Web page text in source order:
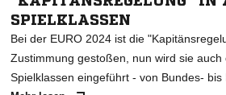
SPIELKLASSEN
Bei der EURO 2024 ist die
Zustimmung gestoßen, nun wird sie auch
Spielklassen eingeführt - von Bundes- bis